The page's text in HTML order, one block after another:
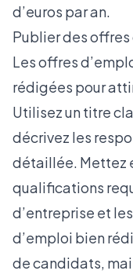
d’euros par an.
Publier des
Les offres
rédigées pour
Utilisez un titre
décrivez les
détaillée. Mettez
qualifications
d’entreprise et
d’emploi bien
de candidats,